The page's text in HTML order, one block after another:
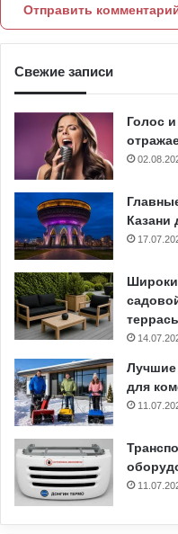
Свежие записи
Голос
Казани
Лучшие
для